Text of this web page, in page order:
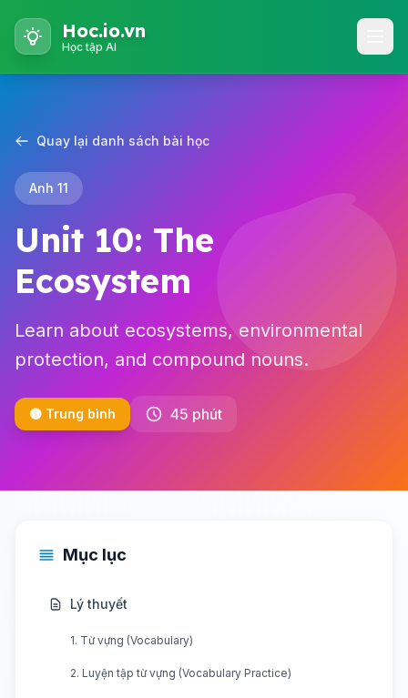
Hoc.io.vn
Học tập AI
Quay lại danh sách bài học
Anh 11
Unit 10: The
Ecosystem
Learn about ecosystems, environmental
protection, and compound nouns.
🟡 Trung bình 45 phút
Mục lục
Lý thuyết
1. Từ vựng (Vocabulary)
2. Luyện tập từ vựng (Vocabulary Practice)